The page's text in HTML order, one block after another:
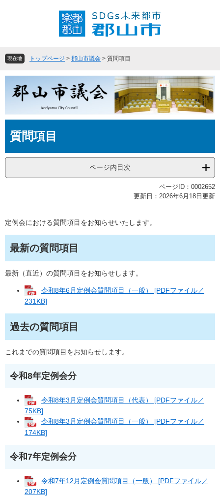
頭
す
飛
し
へ
現在地 トップページ > 郡山市議会 > 質問項目
文質問項目
ページ内目次
ページID：0002652
更新日：2026年6月18日更新
定例会における質問項目をお知らせいたします。
最新の質問項目
最新（直近）の質問項目をお知らせします。
令和8年6月定例会質問項目（一般） [PDFファイル／
231KB]
過去の質問項目
これまでの質問項目をお知らせします。
令和8年定例会分
令和8年3月定例会質問項目（代表） [PDFファイル／
75KB]
令和8年3月定例会質問項目（一般） [PDFファイル／
174KB]
令和7年定例会分
令和7年12月定例会質問項目（一般） [PDFファイル／
207KB]